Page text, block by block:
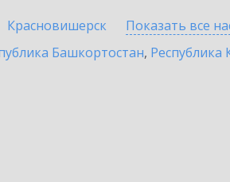
Красновишерск Показать все
Башкортостан, Республика